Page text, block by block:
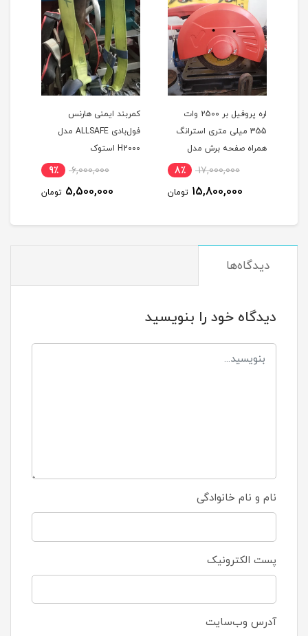
اره پروفیل بر 2500 وات
355 میلی متری استرانگ
همراه صفحه برش مدل
STRONG STG2500 در حد 17,000,000 8٪
15,800,000 تومان
کمربند ایمنی هارنس
فول‌بادی ALLSAFE مدل
H2000 استوک
6,000,000 9٪
5,500,000 تومان
دیدگاه‌ها
دیدگاه خود را بنویسید
نام و نام خانوادگی
پست الکترونیک
آدرس وب‌سایت